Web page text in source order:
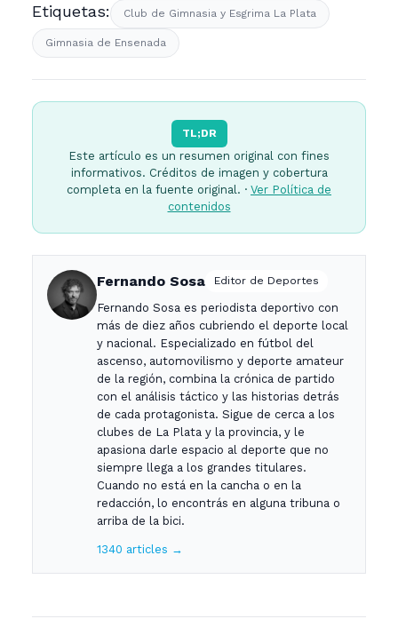
Etiquetas: Club de Gimnasia y Esgrima La Plata
Gimnasia de Ensenada
TL;DR
Este artículo es un resumen original con fines
informativos. Créditos de imagen y cobertura
completa en la fuente original. · Ver Política de
contenidos
Fernando Sosa Editor de Deportes
Fernando Sosa es periodista deportivo con
más de diez años cubriendo el deporte local
y nacional. Especializado en fútbol del
ascenso, automovilismo y deporte amateur
de la región, combina la crónica de partido
con el análisis táctico y las historias detrás
de cada protagonista. Sigue de cerca a los
clubes de La Plata y la provincia, y le
apasiona darle espacio al deporte que no
siempre llega a los grandes titulares.
Cuando no está en la cancha o en la
redacción, lo encontrás en alguna tribuna o
arriba de la bici.
1340 articles →